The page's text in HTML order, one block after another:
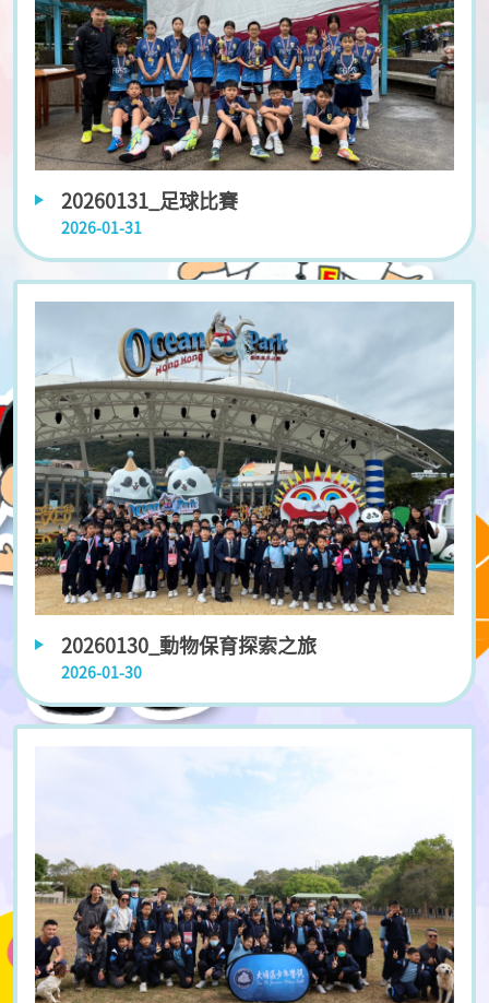
20260131_足球比賽
2026-01-31
20260130_動物保育探索之旅
2026-01-30